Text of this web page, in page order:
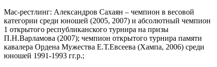
Мас-рестлинг: Александров Сахаян – чемпион в весовой
категории среди юношей (2005, 2007) и абсолютный чемпион
1 открытого республиканского турнира на призы
П.Н.Варламова (2007); чемпион открытого турнира памяти
кавалера Ордена Мужества Е.Т.Евсеева (Хампа, 2006) среди
юношей 1991-1993 гг.р.;